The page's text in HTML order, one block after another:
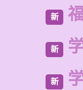
新
新
新